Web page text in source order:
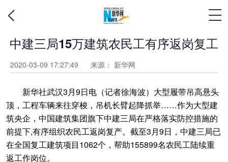
中建三局15万建筑农民工有序返岗复工
2020-03-09 17:27:49 来源： 新华网
新华社武汉3月9日电（记者徐海波）大型履带吊高悬头
顶，工程车辆来往穿梭，吊机长臂起降抓举……作为大型建
筑央企，中国建筑集团旗下中建三局在严格落实防控措施的
前提下,有序组织农民工返岗复产。截至3月9日，中建三局已
在全国复工建筑项目1062个，帮助155899名农民工陆续重
返工作岗位。